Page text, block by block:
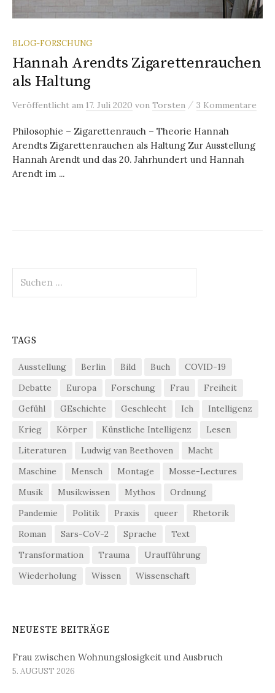
BLOG-FORSCHUNG
Hannah Arendts Zigarettenrauchen
als Haltung
Veröffentlicht am 17. Juli 2020 von Torsten / 3 Kommentare
Philosophie – Zigarettenrauch – Theorie Hannah
Arendts Zigarettenrauchen als Haltung Zur Ausstellung
Hannah Arendt und das 20. Jahrhundert und Hannah
Arendt im ...
nach:
TAGS
Ausstellung Berlin Bild Buch
COVID-19
Debatte
Europa Forschung Frau
Freiheit
Gefühl
GEschichte Geschlecht Ich
Intelligenz
Krieg
Körper Künstliche Intelligenz
Lesen
Literaturen
Ludwig van Beethoven
Macht
Maschine
Mensch Montage
Mosse-Lectures
Musik
Musikwissen Mythos
Ordnung
Pandemie
Politik Praxis queer
Rhetorik
Roman
Sars-CoV-2 Sprache
Text
Transformation
Trauma
Uraufführung
Wiederholung
Wissen Wissenschaft
NEUESTE BEITRÄGE
Frau zwischen Wohnungslosigkeit und Ausbruch
5. AUGUST 2026